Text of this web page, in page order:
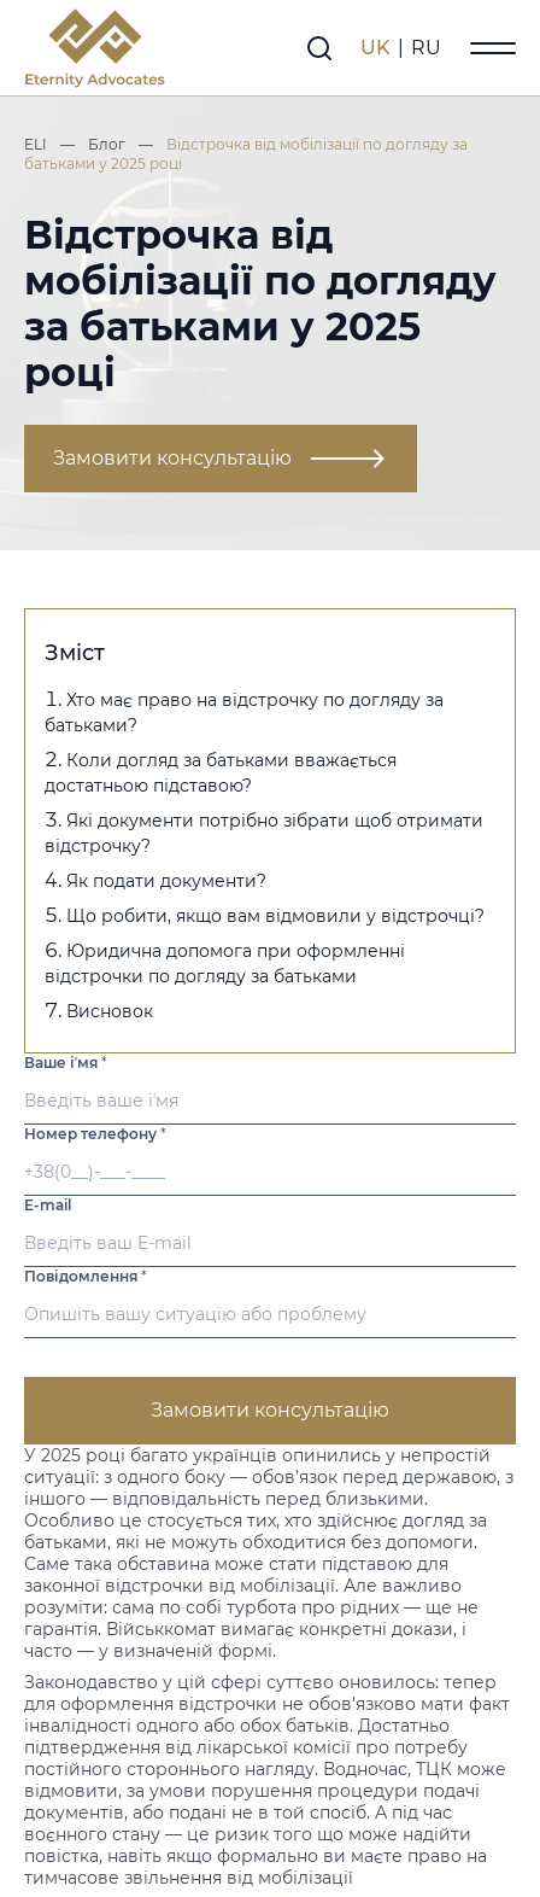
UK RU
ELI — Блог —
Відстрочка від мобілізації по догляду за
батьками у 2025 році
Відстрочка від
мобілізації по догляду
за батьками у 2025
році
Замовити консультацію
У 2025 році багато українців опинились у непростій
ситуації: з одного боку — обов’язок перед державою, з
іншого — відповідальність перед близькими.
Особливо це стосується тих, хто здійснює догляд за
батьками, які не можуть обходитися без допомоги.
Саме така обставина може стати підставою для
законної відстрочки від мобілізації. Але важливо
розуміти: сама по собі турбота про рідних — ще не
гарантія. Військкомат вимагає конкретні докази, і
часто — у визначеній формі.
Законодавство у цій сфері суттєво оновилось: тепер
для оформлення відстрочки не обов’язково мати факт
інвалідності одного або обох батьків. Достатньо
підтвердження від лікарської комісії про потребу
постійного стороннього нагляду. Водночас, ТЦК може
відмовити, за умови порушення процедури подачі
документів, або подані не в той спосіб. А під час
воєнного стану — це ризик того що може надійти
повістка, навіть якщо формально ви маєте право на
тимчасове звільнення від мобілізації
Зміст
Хто має право на відстрочку по догляду за
батьками?
Коли догляд за батьками вважається
достатньою підставою?
Які документи потрібно зібрати щоб отримати
відстрочку?
Як подати документи?
Що робити, якщо вам відмовили у відстрочці?
Юридична допомога при оформленні
відстрочки по догляду за батьками
Висновок
Ваше іʼмя *
Номер телефону *
E-mail
Повідомлення *
Замовити консультацію